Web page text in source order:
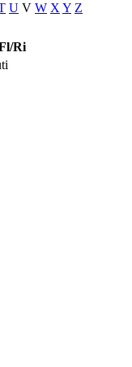
U V W X Y Z
Ri